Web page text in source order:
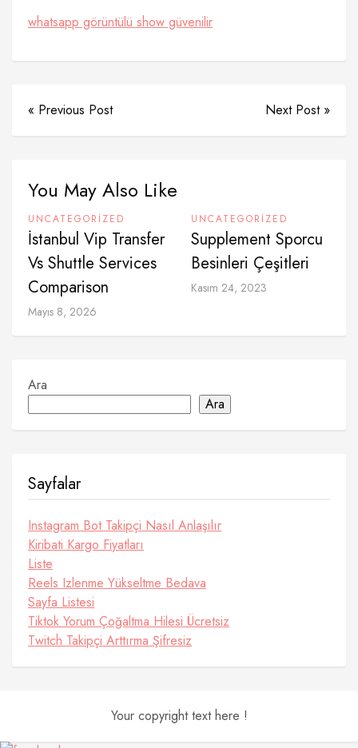
whatsapp görüntülü show güvenilir
« Previous Post Next Post »
You May Also Like
UNCATEGORIZED
İstanbul Vip Transfer
Vs Shuttle Services
Comparison
Mayıs 8, 2026
UNCATEGORIZED
Supplement Sporcu
Besinleri Çeşitleri
Kasım 24, 2023
Ara
Ara
Sayfalar
Instagram Bot Takipçi Nasıl Anlaşılır
Kiribati Kargo Fiyatları
Liste
Reels Izlenme Yükseltme Bedava
Sayfa Listesi
Tiktok Yorum Çoğaltma Hilesi Ücretsiz
Twitch Takipçi Arttırma Şifresiz
Your copyright text here !